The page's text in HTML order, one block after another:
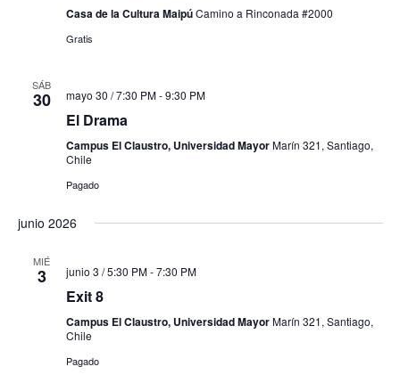
Casa de la Cultura MaipúCamino a Rinconada #2000
Gratis
SÁB
30 mayo 30 / 7:30 PM-9:30 PM
El Drama
Campus El Claustro, Universidad MayorMarín 321, Santiago,
Chile
Pagado
junio 2026
MIÉ
3 junio 3 / 5:30 PM-7:30 PM
Exit 8
Campus El Claustro, Universidad MayorMarín 321, Santiago,
Chile
Pagado